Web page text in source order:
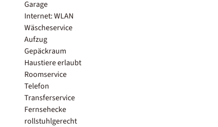
Garage
Internet: WLAN
Wäscheservice
Aufzug
Gepäckraum
Haustiere erlaubt
Roomservice
Telefon
Transferservice
Fernsehecke
rollstuhlgerecht